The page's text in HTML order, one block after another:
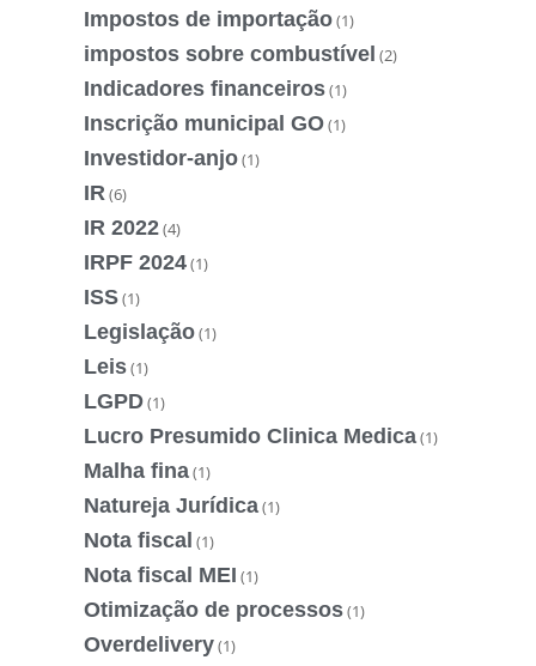
Impostos de importação(1)
impostos sobre combustível (2)
Indicadores financeiros(1)
Inscrição municipal GO(1)
Investidor-anjo(1)
IR(6)
IR 2022(4)
IRPF 2024(1)
ISS(1)
Legislação(1)
Leis(1)
LGPD(1)
Lucro Presumido Clinica Medica(1)
Malha fina(1)
Natureja Jurídica(1)
Nota fiscal (1)
Nota fiscal MEI (1)
Otimização de processos(1)
Overdelivery(1)